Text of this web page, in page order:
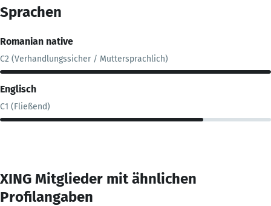
Sprachen
Romanian native
C2 (Verhandlungssicher / Muttersprachlich)
Englisch
C1 (Fließend)
XING Mitglieder mit ähnlichen
Profilangaben